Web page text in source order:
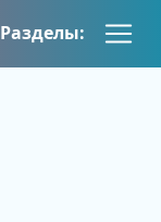
Разделы: